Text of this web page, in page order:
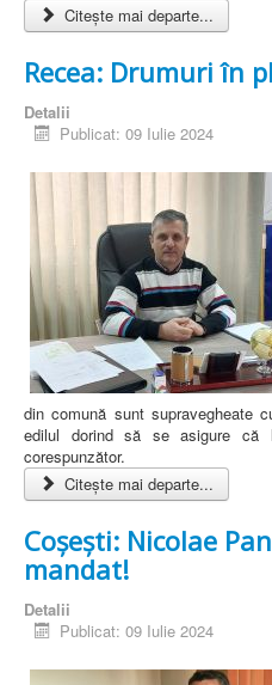
Citește mai departe...
Recea: Drumuri în
Detalii
Publicat: 09 Iulie 2024
din comună sunt supravegheate
edilul dorind să se asigure că
corespunzător.
Citește mai departe...
Coșești: Nicolae
mandat!
Detalii
Publicat: 09 Iulie 2024